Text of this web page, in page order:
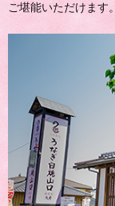
ご堪能いただけます。